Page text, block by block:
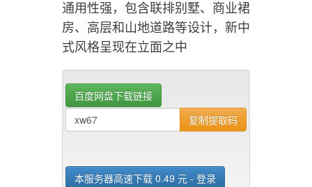
通用性强，包含联排别墅、商业裙
房、高层和山地道路等设计，新中
式风格呈现在立面之中
百度网盘下载链接
复制提取码
本服务器高速下载 0.49 元 - 登录